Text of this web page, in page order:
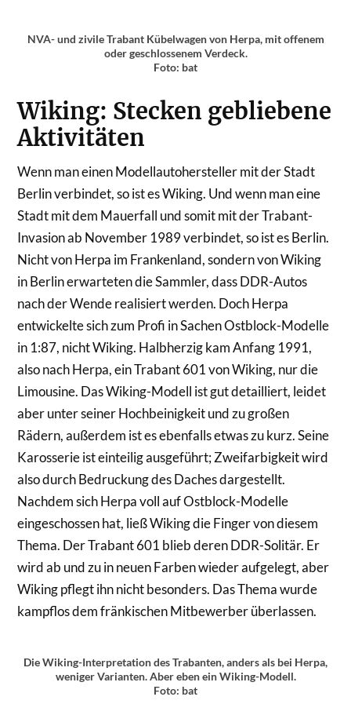
NVA- und zivile Trabant Kübelwagen von Herpa, mit offenem
oder geschlossenem Verdeck.
Foto: bat
Wiking: Stecken gebliebene
Aktivitäten
Wenn man einen Modellautohersteller mit der Stadt
Berlin verbindet, so ist es Wiking. Und wenn man eine
Stadt mit dem Mauerfall und somit mit der Trabant-
Invasion ab November 1989 verbindet, so ist es Berlin.
Nicht von Herpa im Frankenland, sondern von Wiking
in Berlin erwarteten die Sammler, dass DDR-Autos
nach der Wende realisiert werden. Doch Herpa
entwickelte sich zum Profi in Sachen Ostblock-Modelle
in 1:87, nicht Wiking. Halbherzig kam Anfang 1991,
also nach Herpa, ein Trabant 601 von Wiking, nur die
Limousine. Das Wiking-Modell ist gut detailliert, leidet
aber unter seiner Hochbeinigkeit und zu großen
Rädern, außerdem ist es ebenfalls etwas zu kurz. Seine
Karosserie ist einteilig ausgeführt; Zweifarbigkeit wird
also durch Bedruckung des Daches dargestellt.
Nachdem sich Herpa voll auf Ostblock-Modelle
eingeschossen hat, ließ Wiking die Finger von diesem
Thema. Der Trabant 601 blieb deren DDR-Solitär. Er
wird ab und zu in neuen Farben wieder aufgelegt, aber
Wiking pflegt ihn nicht besonders. Das Thema wurde
kampflos dem fränkischen Mitbewerber überlassen.
Die Wiking-Interpretation des Trabanten, anders als bei Herpa,
weniger Varianten. Aber eben ein Wiking-Modell.
Foto: bat